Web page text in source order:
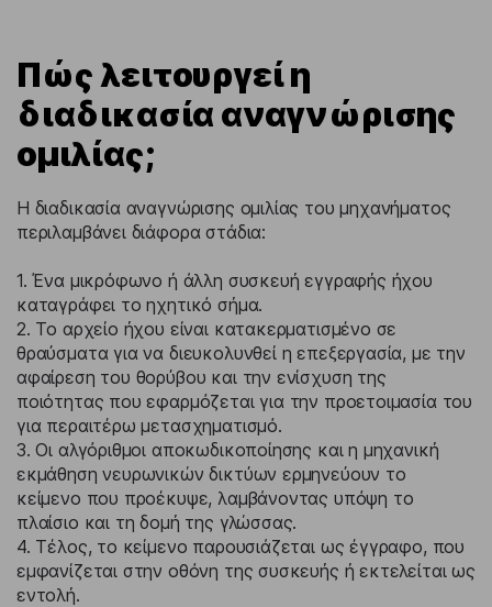
Πώς λειτουργεί η
διαδικασία αναγνώρισης
ομιλίας;
Η διαδικασία αναγνώρισης ομιλίας του μηχανήματος
περιλαμβάνει διάφορα στάδια:
1. Ένα μικρόφωνο ή άλλη συσκευή εγγραφής ήχου
καταγράφει το ηχητικό σήμα.
2. Το αρχείο ήχου είναι κατακερματισμένο σε
θραύσματα για να διευκολυνθεί η επεξεργασία, με την
αφαίρεση του θορύβου και την ενίσχυση της
ποιότητας που εφαρμόζεται για την προετοιμασία του
για περαιτέρω μετασχηματισμό.
3. Οι αλγόριθμοι αποκωδικοποίησης και η μηχανική
εκμάθηση νευρωνικών δικτύων ερμηνεύουν το
κείμενο που προέκυψε, λαμβάνοντας υπόψη το
πλαίσιο και τη δομή της γλώσσας.
4. Τέλος, το κείμενο παρουσιάζεται ως έγγραφο, που
εμφανίζεται στην οθόνη της συσκευής ή εκτελείται ως
εντολή.